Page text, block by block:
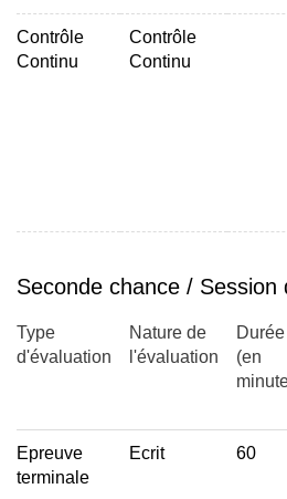
Contrôle
Continu
Contrôle
Continu
Seconde chance / Session
Type
d'évaluation
Nature de
l'évaluation
Durée
(en
Epreuve
terminale
Ecrit 60